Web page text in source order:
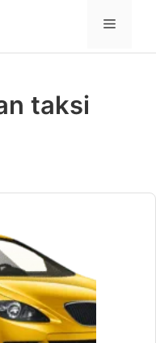
MENÜ
taksi